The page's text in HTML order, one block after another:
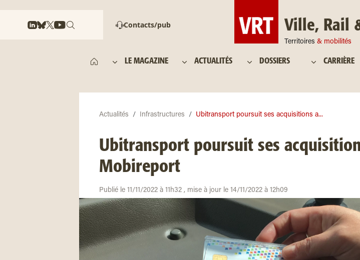
Contacts/pub Ville, Rail
Territoires & mobilités
LE MAGAZINE ACTUALITÉS DOSSIERS CARRIÈRE
Actualités Infrastructures Ubitransport poursuit ses acquisitions a...
Ubitransport poursuit ses
Mobireport
Publié le 11/11/2022 à 11h32 , mise à jour le 14/11/2022 à 12h09